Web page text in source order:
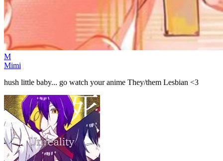
M
Mimi
hush little baby... go watch your anime They/them Lesbian <3